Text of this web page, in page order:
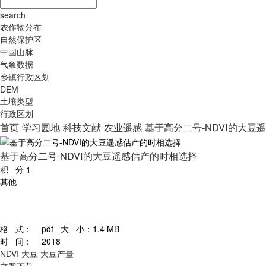
search
农作物分布
自然保护区
中国山脉
气象数据
乡镇行政区划
DEM
土壤类型
行政区划
首页 学习园地 科技文献 农业遥感 基于高分二号-NDVI的大豆
基于高分二号-NDVI的大豆遥感估产的时相选择
积 分 1
其他
格 式： pdf 大 小： 1.4 MB
时 间：
2018
NDVI 大豆 大豆产量